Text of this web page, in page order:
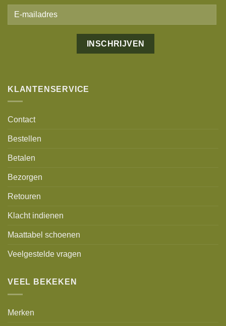
KLANTENSERVICE
Contact
Bestellen
Betalen
Bezorgen
Retouren
Klacht indienen
Maattabel schoenen
Veelgestelde vragen
VEEL BEKEKEN
Merken